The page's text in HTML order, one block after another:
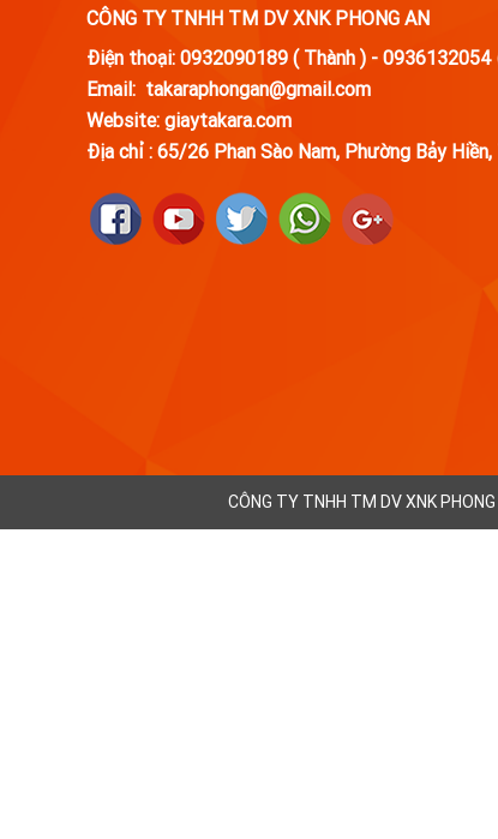
CÔNG TY TNHH TM DV XNK PHONG AN
Điện thoại: 0932090189 ( Thành ) - 0936132054
Email: takaraphongan@gmail.com
Website: giaytakara.com
Địa chỉ : 65/26 Phan Sào Nam, Phường Bảy Hiền,
CÔNG TY TNHH TM DV XNK PHONG